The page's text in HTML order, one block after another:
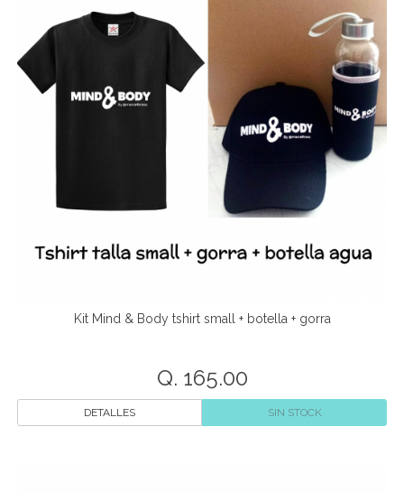
Kit Mind & Body tshirt small + botella + gorra
Q. 165.00
DETALLES SIN STOCK